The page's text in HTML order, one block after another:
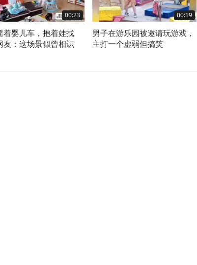
00:23
着婴儿车，抱着娃找
友：这场景似曾相识
00:19
男子在游乐园被邀请玩游戏，
主打一个虚弱但搞笑